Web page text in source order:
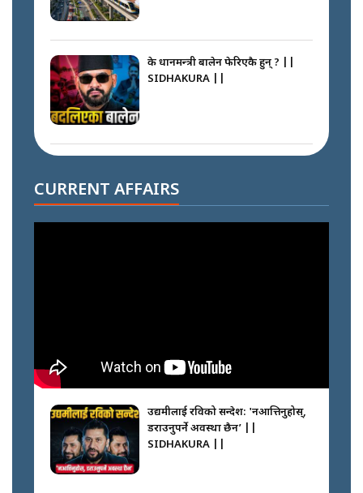
के प्रधानमन्त्री बालेन फेरिएकै हुन् ? ||
SIDHAKURA ||
ब्रह्मलुट रोक्न बालेनले ल्याए नयाँ कानुन
|| SIDHAKURA ||
गोली ठोकेर पक्राउ गरिएको कर्मा ग्याङको
अपराध श्रृङ्खला || SIDHAKURA ||
CURRENT AFFAIRS
उद्यमीलाई रविको सन्देश: 'नआत्तिनुहोस्,
डराउनुपर्ने अवस्था छैन’ ||
SIDHAKURA ||